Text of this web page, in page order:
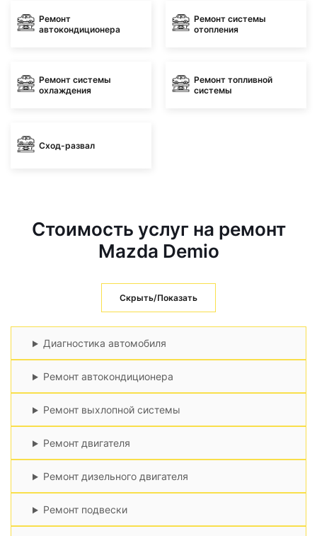
Ремонт
автокондиционера
Ремонт системы
отопления
Ремонт системы
охлаждения
Ремонт топливной
системы
Сход-развал
Стоимость услуг на ремонт
Mazda Demio
Скрыть/Показать
Диагностика автомобиля
Ремонт автокондиционера
Ремонт выхлопной системы
Ремонт двигателя
Ремонт дизельного двигателя
Ремонт подвески